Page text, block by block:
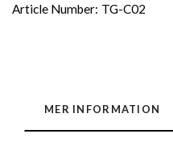
Article Number: TG-C02
MER INFORMATION